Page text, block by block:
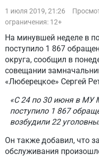
1 июля 2019, 21:26
ограничения: 12+
На минувшей неделе в
поступило 1 867
округа, сообщил в
совещании
«Люберецкое» Сергей
«С 24 по 30 июня в МУ
поступило 1 867
возбудили 22
Он также добавил, что
обслуживания